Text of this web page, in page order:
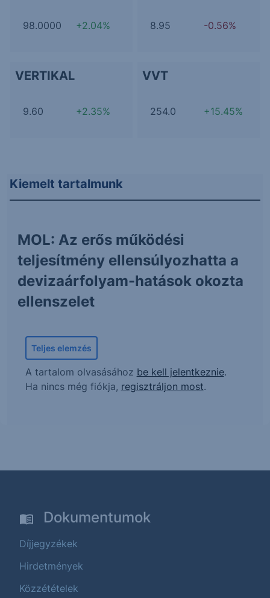
98.0000 +2.04% 8.95 -0.56%
VERTIKAL
9.60 +2.35%
VVT
254.0 +15.45%
Kiemelt tartalmunk
MOL: Az erős működési
teljesítmény ellensúlyozhatta a
devizaárfolyam-hatások okozta
ellenszelet
Teljes elemzés
A tartalom olvasásához be kell jelentkeznie.
Ha nincs még fiókja, regisztráljon most.
Dokumentumok
Díjjegyzékek
Hirdetmények
Közzétételek